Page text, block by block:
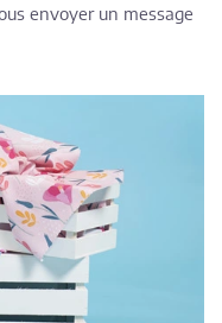
envoyer un message